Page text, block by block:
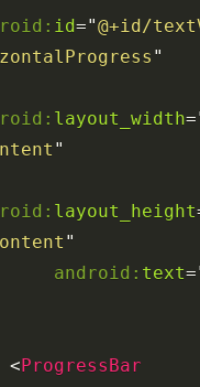
id="@+id/
"
layout_width=
"
layout_height
"
android: text=
< ProgressBar